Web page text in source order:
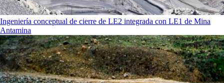
Ingeniería conceptual de cierre de LE2 integrada con LE1 de Mina
Antamina